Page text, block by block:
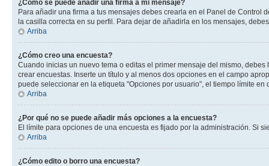
¿Cómo se puede añadir una firma a mi mensaje?
Para añadir una firma a tus mensajes debes crearla en el Panel de Control
la casilla correcta en su perfil. Para dejar de añadirla en los mensajes,
Arriba
¿Cómo creo una encuesta?
Cuando inicias un nuevo tema o editas el primer mensaje del mismo,
crear encuestas. Inserte un título y al menos dos opciones en el campo
puede seleccionar en la etiqueta "Opciones por usuario", el tiempo límite
Arriba
¿Por qué no se puede añadir más opciones a la encuesta?
El límite para opciones de una encuesta es fijado por la administración. Si
Arriba
¿Cómo edito o borro una encuesta?